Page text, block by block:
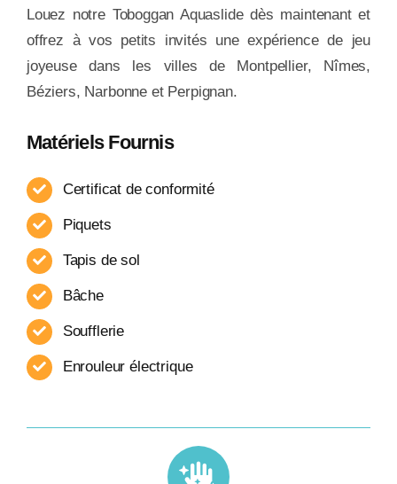
Louez notre Toboggan Aquaslide dès maintenant et
offrez à vos petits invités une expérience de jeu
joyeuse dans les villes de Montpellier, Nîmes,
Béziers, Narbonne et Perpignan.
Matériels Fournis
Certificat de conformité
Piquets
Tapis de sol
Bâche
Soufflerie
Enrouleur​ électrique